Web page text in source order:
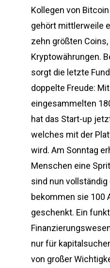
Kollegen von
gehört mittlerweile
zehn größten Coins,
Kryptowährungen.
sorgt die letzte
doppelte Freude:
eingesammelten
hat das Start-up
welches mit der
wird. Am Sonntag
Menschen eine
sind nun
bekommen sie 100
geschenkt. Ein
nur für
von großer